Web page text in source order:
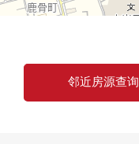
邻近房源查询